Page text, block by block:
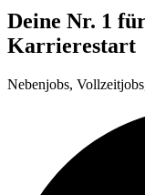
Deine Nr. 1
Karrierestart
Nebenjobs,